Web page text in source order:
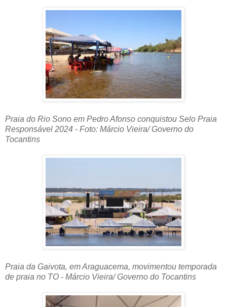
Praia do Rio Sono em Pedro Afonso conquistou Selo Praia
Responsável 2024 - Foto: Márcio Vieira/ Governo do
Tocantins
Praia da Gaivota, em Araguacema, movimentou temporada
de praia no TO - Márcio Vieira/ Governo do Tocantins